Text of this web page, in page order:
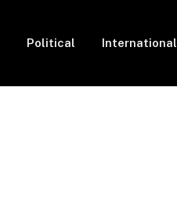
Political International